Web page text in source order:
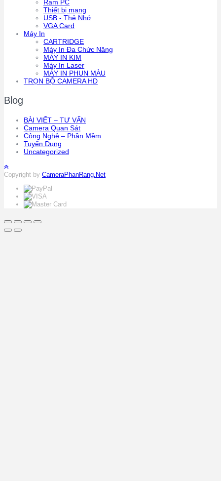
Ram PC
Thiết bị mạng
USB - Thẻ Nhớ
VGA Card
Máy In
CARTRIDGE
Máy In Đa Chức Năng
MÁY IN KIM
Máy In Laser
MÁY IN PHUN MÀU
TRỌN BỘ CAMERA HD
Blog
BÀI VIẾT – TƯ VẤN
Camera Quan Sát
Công Nghệ – Phần Mềm
Tuyển Dụng
Uncategorized
Copyright by CameraPhanRang.Net